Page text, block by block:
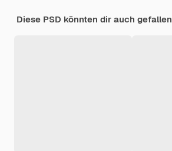
Diese PSD könnten dir auch gefallen